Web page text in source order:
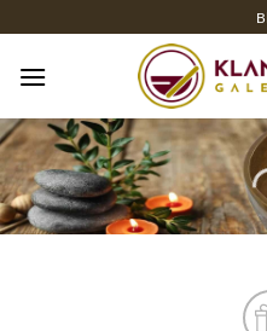
springen